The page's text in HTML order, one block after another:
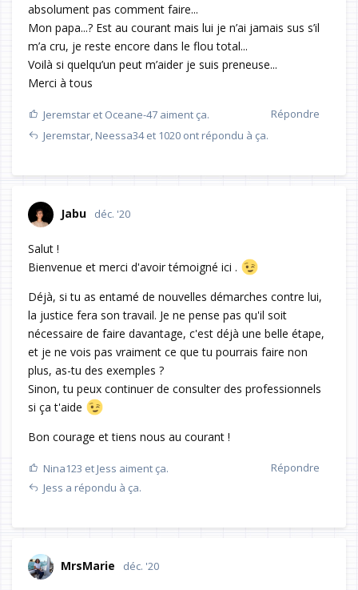
absolument pas comment faire...
Mon papa...? Est au courant mais lui je n’ai jamais sus s’il
m’a cru, je reste encore dans le flou total...
Voilà si quelqu’un peut m’aider je suis preneuse...
Merci à tous
Répondre
Jeremstar et Oceane-47 aiment ça.
Jeremstar, Neessa34et 1020 ont répondu à ça.
Jabu déc. '20
Salut !
Bienvenue et merci d'avoir témoigné ici .
Déjà, si tu as entamé de nouvelles démarches contre lui,
la justice fera son travail. Je ne pense pas qu'il soit
nécessaire de faire davantage, c'est déjà une belle étape,
et je ne vois pas vraiment ce que tu pourrais faire non
plus, as-tu des exemples ?
Sinon, tu peux continuer de consulter des professionnels
si ça t'aide
Bon courage et tiens nous au courant !
Répondre
Nina123 et Jess aiment ça.
Jess a répondu à ça.
MrsMarie déc. '20